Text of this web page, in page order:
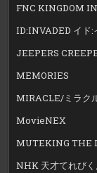
FNC KINGDOM
ID:INVADED イド:
JEEPERS
MEMORIES
MIRACLE/ミラク
MovieNEX
MUTEKING THE
NHK 天才てれびく